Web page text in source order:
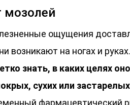
мозолей
ощущения
возникают на ногах и руках.
знать, в каких целях
сухих или
фармацевтический